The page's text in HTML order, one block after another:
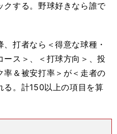
クする。野球好きなら誰で
打者なら＜得意な球種・
ース＞、＜打球方向＞、投
＆被安打率＞が＜走者の
る。計150以上の項目を算